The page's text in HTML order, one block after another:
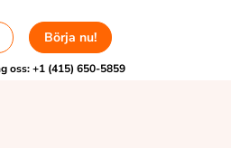
Börja nu!
oss:+1 (415) 650-5859